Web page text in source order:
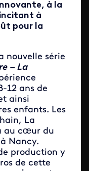
à la
à
pour la
nouvelle série
– La
12 ans de
ainsi
enfants. Les
La
au cœur du
à Nancy.
production y
de cette